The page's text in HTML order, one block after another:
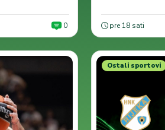
0 pre 18 sati
Ostali sportovi